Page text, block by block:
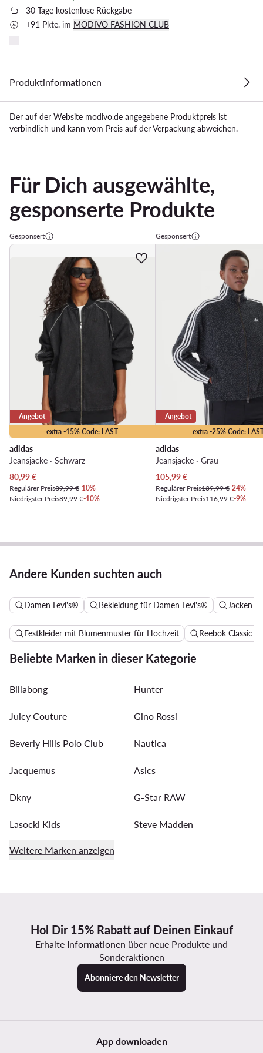
30 Tage kostenlose Rückgabe
+91 Pkte. im MODIVO FASHION CLUB
Produktinformationen
Der auf der Website modivo.de angegebene Produktpreis ist
verbindlich und kann vom Preis auf der Verpackung abweichen.
Für Dich ausgewählte,
gesponserte Produkte
Gesponsert
extra -15% Code: LAST
Angebot
adidas
Jeansjacke · Schwarz
Aktueller Preis
80,99€
Regulärer Preis89,99 €-10%
Niedrigster Preis89,99 €-10%
Gesponsert
extra -25% Code:
Angebot
adidas
Jeansjacke · Grau
Aktueller Preis
105,99€
Regulärer Preis139,99 €-24%
Niedrigster Preis116,99 €-9%
Andere Kunden suchten auch
Damen Levi's® Bekleidung für Damen Levi's® Jacken
Festkleider mit Blumenmuster für Hochzeit Reebok Classic
Beliebte Marken in dieser Kategorie
Billabong Hunter
Juicy Couture Gino Rossi
Beverly Hills Polo Club Nautica
Jacquemus Asics
Dkny G-Star RAW
Lasocki Kids Steve Madden
Weitere Marken anzeigen
Hol Dir 15% Rabatt auf Deinen Einkauf
Erhalte Informationen über neue Produkte und
Sonderaktionen
Abonniere den Newsletter
App downloaden